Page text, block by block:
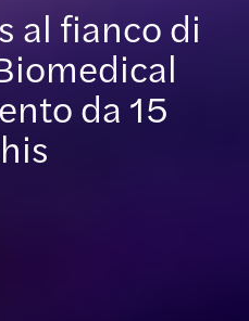
al fianco di
da 15